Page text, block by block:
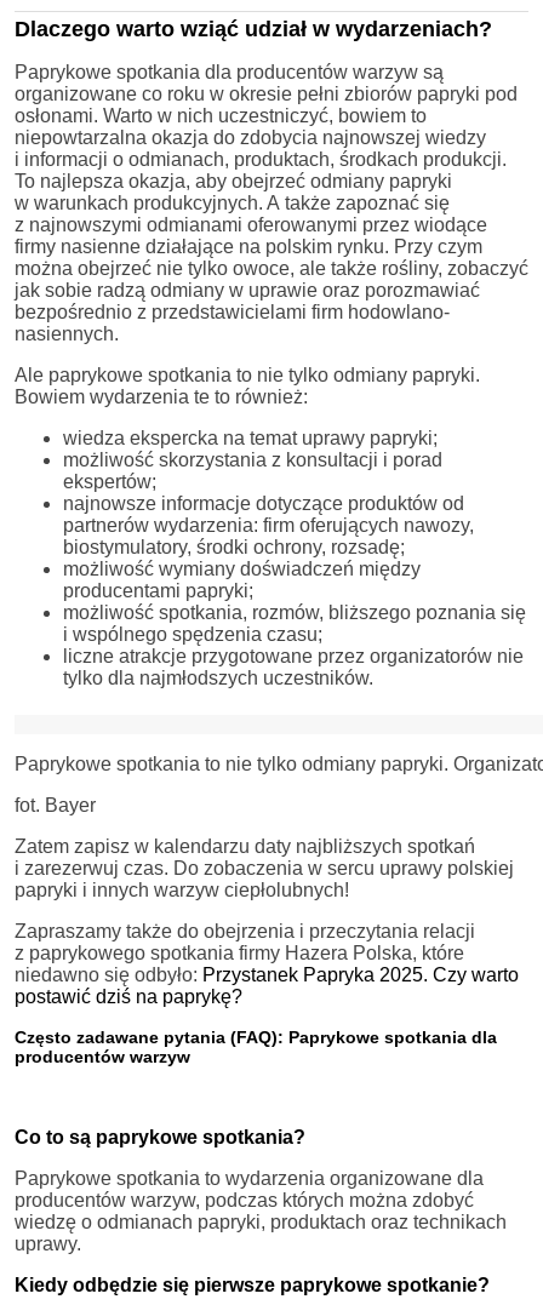
Dlaczego warto wziąć udział w wydarzeniach?
Paprykowe spotkania dla producentów warzyw są
organizowane co roku w okresie pełni zbiorów papryki pod
osłonami. Warto w nich uczestniczyć, bowiem to
niepowtarzalna okazja do zdobycia najnowszej wiedzy
i informacji o odmianach, produktach, środkach produkcji.
To najlepsza okazja, aby obejrzeć odmiany papryki
w warunkach produkcyjnych. A także zapoznać się
z najnowszymi odmianami oferowanymi przez wiodące
firmy nasienne działające na polskim rynku. Przy czym
można obejrzeć nie tylko owoce, ale także rośliny, zobaczyć
jak sobie radzą odmiany w uprawie oraz porozmawiać
bezpośrednio z przedstawicielami firm hodowlano-
nasiennych.
Ale paprykowe spotkania to nie tylko odmiany papryki.
Bowiem wydarzenia te to również:
wiedza ekspercka na temat uprawy papryki;
możliwość skorzystania z konsultacji i porad
ekspertów;
najnowsze informacje dotyczące produktów od
partnerów wydarzenia: firm oferujących nawozy,
biostymulatory, środki ochrony, rozsadę;
możliwość wymiany doświadczeń między
producentami papryki;
możliwość spotkania, rozmów, bliższego poznania się
i wspólnego spędzenia czasu;
liczne atrakcje przygotowane przez organizatorów nie
tylko dla najmłodszych uczestników.
Paprykowe spotkania to nie tylko odmiany papryki.
fot. Bayer
Zatem zapisz w kalendarzu daty najbliższych spotkań
i zarezerwuj czas. Do zobaczenia w sercu uprawy polskiej
papryki i innych warzyw ciepłolubnych!
Zapraszamy także do obejrzenia i przeczytania relacji
z paprykowego spotkania firmy Hazera Polska, które
niedawno się odbyło: Przystanek Papryka 2025. Czy warto
postawić dziś na paprykę?
Często zadawane pytania (FAQ): Paprykowe spotkania dla
producentów warzyw
Co to są paprykowe spotkania?
Paprykowe spotkania to wydarzenia organizowane dla
producentów warzyw, podczas których można zdobyć
wiedzę o odmianach papryki, produktach oraz technikach
uprawy.
Kiedy odbędzie się pierwsze paprykowe spotkanie?